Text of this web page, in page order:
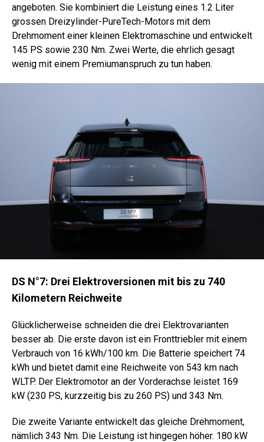
angeboten. Sie kombiniert die Leistung eines 1.2 Liter
grossen Dreizylinder-PureTech-Motors mit dem
Drehmoment einer kleinen Elektromaschine und entwickelt
145 PS sowie 230 Nm. Zwei Werte, die ehrlich gesagt
wenig mit einem Premiumanspruch zu tun haben.
DS N°7: Drei Elektroversionen mit bis zu 740
Kilometern Reichweite
Glücklicherweise schneiden die drei Elektrovarianten
besser ab. Die erste davon ist ein Fronttriebler mit einem
Verbrauch von 16 kWh/100 km. Die Batterie speichert 74
kWh und bietet damit eine Reichweite von 543 km nach
WLTP. Der Elektromotor an der Vorderachse leistet 169
kW (230 PS, kurzzeitig bis zu 260 PS) und 343 Nm.
Die zweite Variante entwickelt das gleiche Drehmoment,
nämlich 343 Nm. Die Leistung ist hingegen höher. 180 kW